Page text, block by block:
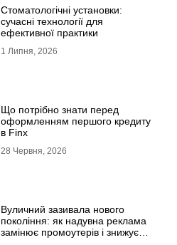
Стоматологічні установки:
сучасні технології для
ефективної практики
1 Липня, 2026
Що потрібно знати перед
оформленням першого кредиту
в Finx
28 Червня, 2026
Вуличний зазивала нового
покоління: як надувна реклама
замінює промоутерів і знижує